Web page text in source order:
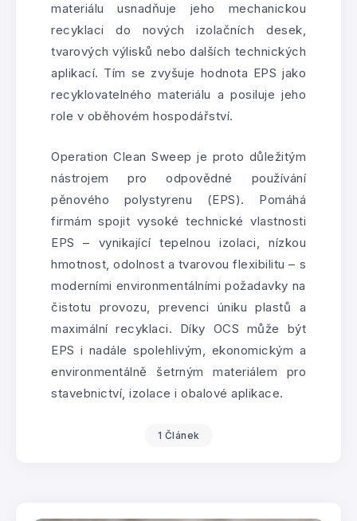
materiálu usnadňuje jeho mechanickou
recyklaci do nových izolačních desek,
tvarových výlisků nebo dalších technických
aplikací. Tím se zvyšuje hodnota EPS jako
recyklovatelného materiálu a posiluje jeho
role v oběhovém hospodářství.
Operation Clean Sweep je proto důležitým
nástrojem pro odpovědné používání
pěnového polystyrenu (EPS). Pomáhá
firmám spojit vysoké technické vlastnosti
EPS – vynikající tepelnou izolaci, nízkou
hmotnost, odolnost a tvarovou flexibilitu – s
moderními environmentálními požadavky na
čistotu provozu, prevenci úniku plastů a
maximální recyklaci. Díky OCS může být
EPS i nadále spolehlivým, ekonomickým a
environmentálně šetrným materiálem pro
stavebnictví, izolace i obalové aplikace.
1 Článek